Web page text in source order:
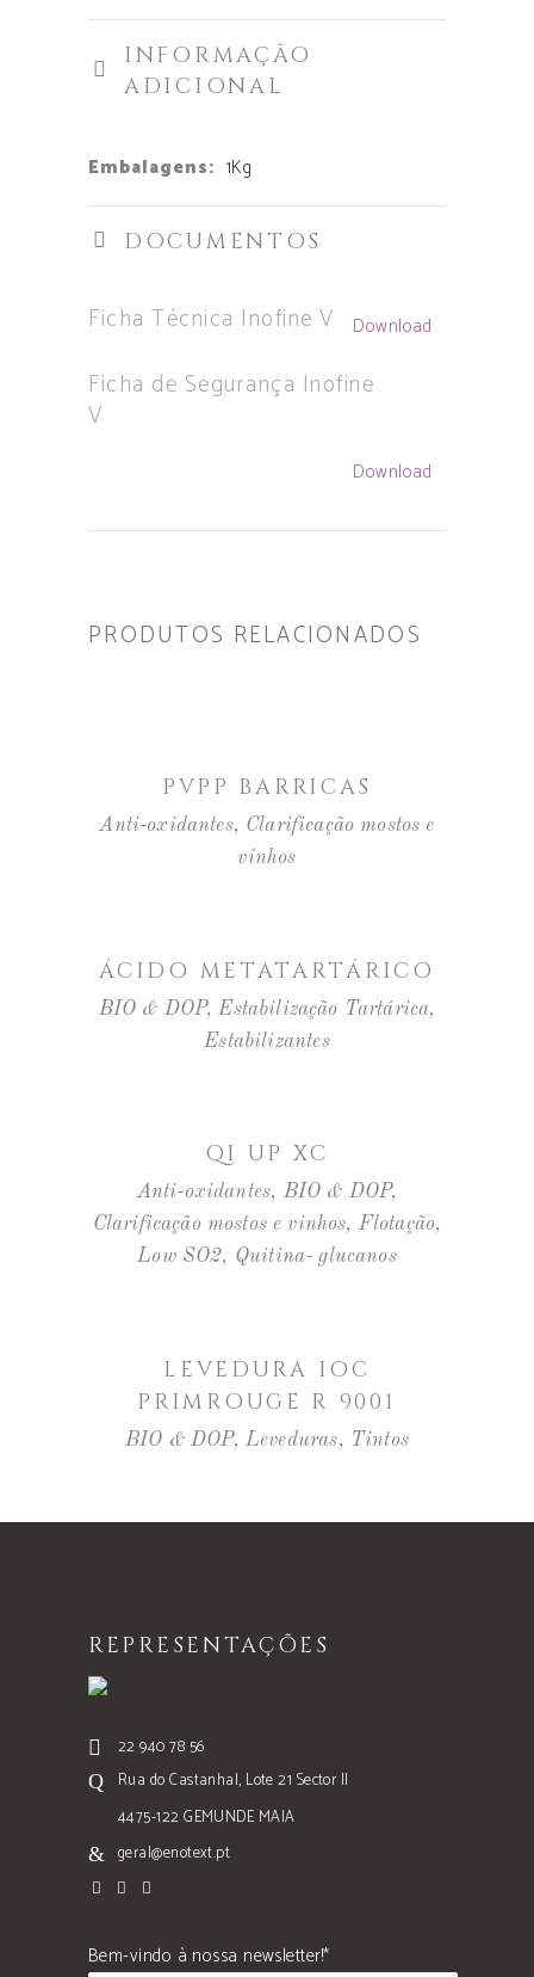
INFORMAÇÃO
ADICIONAL
Embalagens: 1Kg
DOCUMENTOS
Ficha Técnica Inofine V Download
Ficha de Segurança Inofine
V
Download
PRODUTOS RELACIONADOS
PVPP BARRICAS
Anti-oxidantes, Clarificação mostos e
vinhos
ÁCIDO METATARTÁRICO
BIO & DOP,Estabilização Tartárica,
Estabilizantes
QI UP XC
Anti-oxidantes, BIO & DOP,
Clarificação mostos e vinhos, Flotação,
Low SO2, Quitina- glucanos
LEVEDURA IOC
PRIMROUGE R 9001
BIO & DOP, Leveduras, Tintos
REPRESENTAÇÕES
22 940 78 56
Rua do Castanhal, Lote 21 Sector II
4475-122 GEMUNDE MAIA
geral@enotext.pt
Bem-vindo à nossa newsletter!*